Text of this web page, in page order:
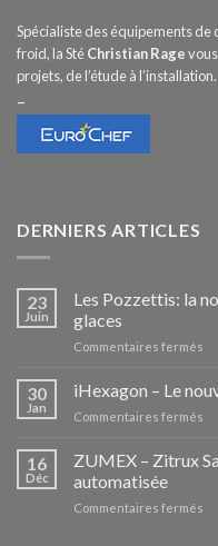
Spécialiste des équipements de
froid, la StéChristian Rage
projets, de l’étude à l’installation.
–
DERNIERS ARTICLES
23
Juin
Les Pozzettis: la
glaces
Commentaires fermés
la
30
Jan
iHexagon – Le
Commentaires fermés
–
Le
16
Déc
ZUMEX – Zitrux
automatisée
Commentaires fermés